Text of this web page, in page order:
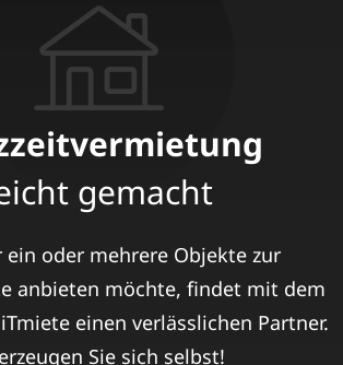
gemacht
ein oder mehrere Objekte zur
anbieten möchte, findet mit dem
einen verlässlichen Partner.
Sie sich selbst!